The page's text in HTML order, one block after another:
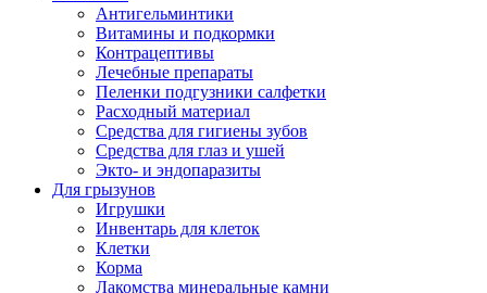
Антигельминтики
Витамины и подкормки
Контрацептивы
Лечебные препараты
Пеленки подгузники салфетки
Расходный материал
Средства для гигиены зубов
Средства для глаз и ушей
Экто- и эндопаразиты
Для грызунов
Игрушки
Инвентарь для клеток
Клетки
Корма
Лакомства минеральные камни